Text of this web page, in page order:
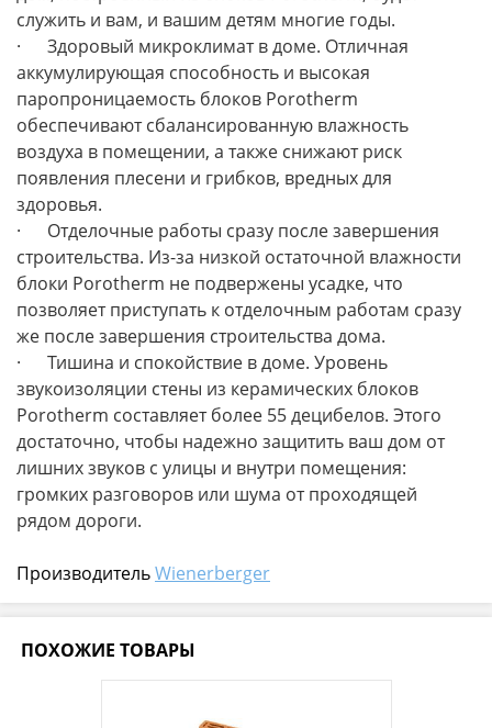
служить и вам, и вашим детям многие годы.
· Здоровый микроклимат в доме. Отличная
аккумулирующая способность и высокая
паропроницаемость блоков Porotherm
обеспечивают сбалансированную влажность
воздуха в помещении, а также снижают риск
появления плесени и грибков, вредных для
здоровья.
· Отделочные работы сразу после завершения
строительства. Из-за низкой остаточной влажности
блоки Porotherm не подвержены усадке, что
позволяет приступать к отделочным работам сразу
же после завершения строительства дома.
· Тишина и спокойствие в доме. Уровень
звукоизоляции стены из керамических блоков
Porotherm составляет более 55 децибелов. Этого
достаточно, чтобы надежно защитить ваш дом от
лишних звуков с улицы и внутри помещения:
громких разговоров или шума от проходящей
рядом дороги.
ПроизводительWienerberger
ПОХОЖИЕ ТОВАРЫ